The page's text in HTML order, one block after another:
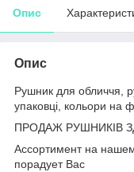
Опис
Опис
Рушник для обличчя,
упаковці, кольори на
ПРОДАЖ РУШНИКІВ
Ассортимент на
порадует Вас